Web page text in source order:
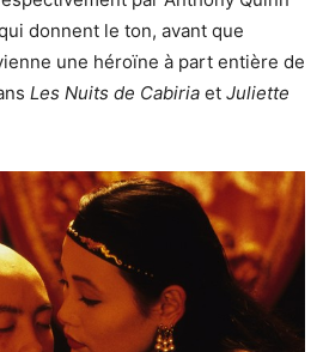
donnent le ton, avant que
une héroïne à part entière de
Les Nuits de Cabiria et Juliette